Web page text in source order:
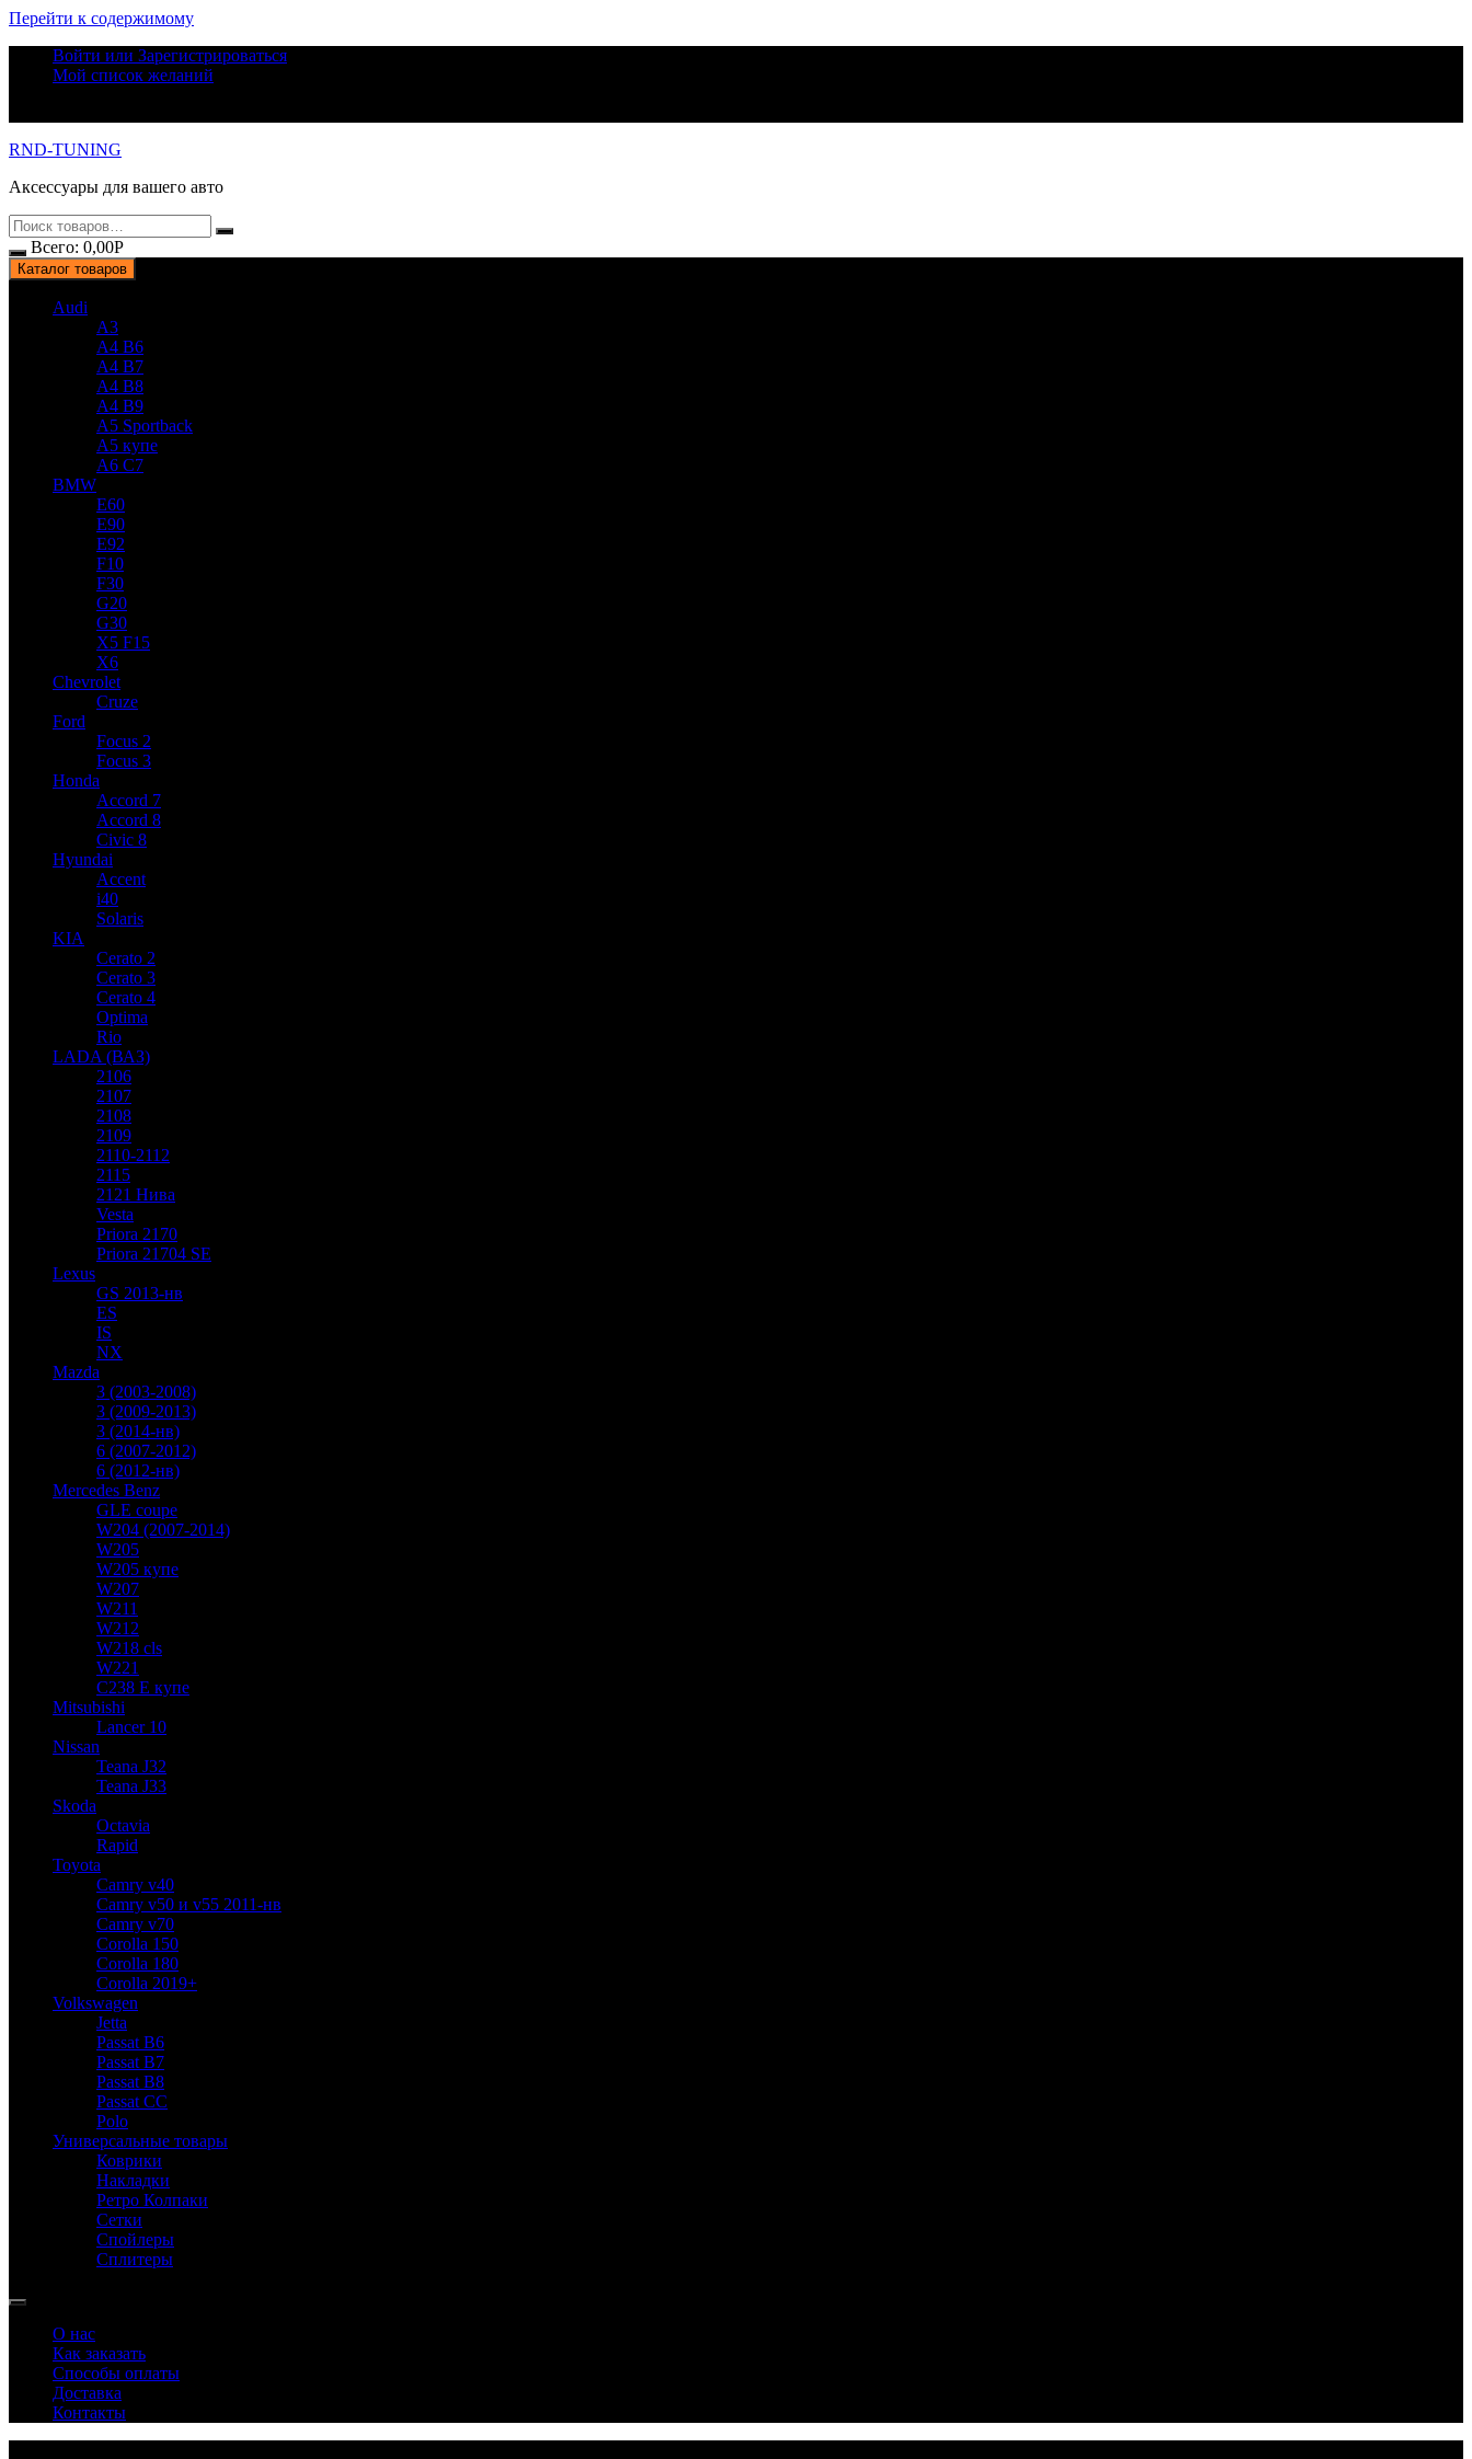
Перейти к содержимому
Войти или Зарегистрироваться
Мой список желаний
RND-TUNING
Аксессуары для вашего авто
Всего: 0,00Р
Каталог товаров
Audi
A3
A4 B6
A4 B7
A4 B8
A4 B9
A5 Sportback
A5 купе
A6 C7
BMW
E60
E90
E92
F10
F30
G20
G30
X5 F15
X6
Chevrolet
Cruze
Ford
Focus 2
Focus 3
Honda
Accord 7
Accord 8
Civic 8
Hyundai
Accent
i40
Solaris
KIA
Cerato 2
Cerato 3
Cerato 4
Optima
Rio
LADA (ВАЗ)
2106
2107
2108
2109
2110-2112
2115
2121 Нива
Vesta
Priora 2170
Priora 21704 SE
Lexus
GS 2013-нв
ES
IS
NX
Mazda
3 (2003-2008)
3 (2009-2013)
3 (2014-нв)
6 (2007-2012)
6 (2012-нв)
Mercedes Benz
GLE coupe
W204 (2007-2014)
W205
W205 купе
W207
W211
W212
W218 cls
W221
C238 E купе
Mitsubishi
Lancer 10
Nissan
Teana J32
Teana J33
Skoda
Octavia
Rapid
Toyota
Camry v40
Camry v50 и v55 2011-нв
Camry v70
Corolla 150
Corolla 180
Corolla 2019+
Volkswagen
Jetta
Passat B6
Passat B7
Passat B8
Passat CC
Polo
Универсальные товары
Коврики
Накладки
Ретро Колпаки
Сетки
Спойлеры
Сплитеры
О нас
Как заказать
Способы оплаты
Доставка
Контакты